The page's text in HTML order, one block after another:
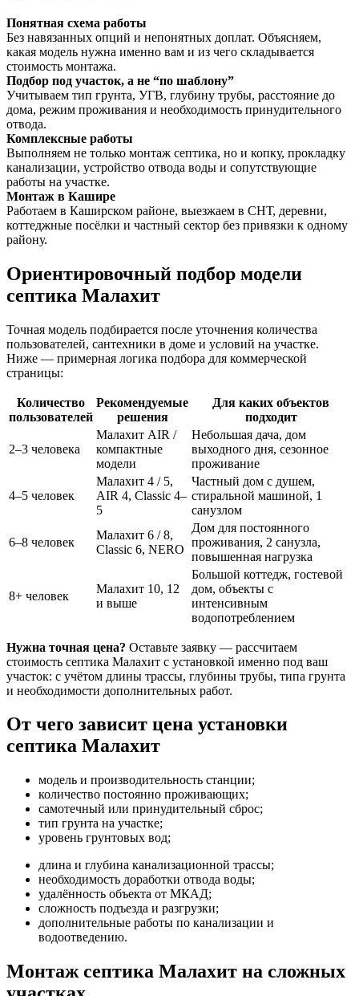
Понятная схема работы
Без навязанных опций и непонятных доплат. Объясняем,
какая модель нужна именно вам и из чего складывается
стоимость монтажа.
Подбор под участок, а не “по шаблону”
Учитываем тип грунта, УГВ, глубину трубы, расстояние до
дома, режим проживания и необходимость принудительного
отвода.
Комплексные работы
Выполняем не только монтаж септика, но и копку, прокладку
канализации, устройство отвода воды и сопутствующие
работы на участке.
Монтаж в Кашире
Работаем в Каширском районе, выезжаем в СНТ, деревни,
коттеджные посёлки и частный сектор без привязки к одному
району.
Ориентировочный подбор модели
септика Малахит
Точная модель подбирается после уточнения количества
пользователей, сантехники в доме и условий на участке.
Ниже — примерная логика подбора для коммерческой
страницы:
Количество
пользователей
Рекомендуемые
решения
Для каких объектов
подходит
2–3 человека
Малахит AIR /
компактные
модели
Небольшая дача, дом
выходного дня, сезонное
проживание
4–5 человек
Малахит 4 / 5,
AIR 4, Classic 4–
5
Частный дом с душем,
стиральной машиной, 1
санузлом
6–8 человек
Малахит 6 / 8,
Classic 6, NERO
Дом для постоянного
проживания, 2 санузла,
повышенная нагрузка
8+ человек
Малахит 10, 12
и выше
Большой коттедж, гостевой
дом, объекты с
интенсивным
водопотреблением
Нужна точная цена? Оставьте заявку — рассчитаем
стоимость септика Малахит с установкой именно под ваш
участок: с учётом длины трассы, глубины трубы, типа грунта
и необходимости дополнительных работ.
От чего зависит цена установки
септика Малахит
модель и производительность станции;
количество постоянно проживающих;
самотечный или принудительный сброс;
тип грунта на участке;
уровень грунтовых вод;
длина и глубина канализационной трассы;
необходимость доработки отвода воды;
удалённость объекта от МКАД;
сложность подъезда и разгрузки;
дополнительные работы по канализации и
водоотведению.
Монтаж септика Малахит на сложных